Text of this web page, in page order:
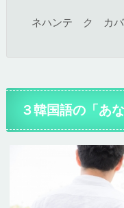
ネハンテ ク カバ
３韓国語の「あ